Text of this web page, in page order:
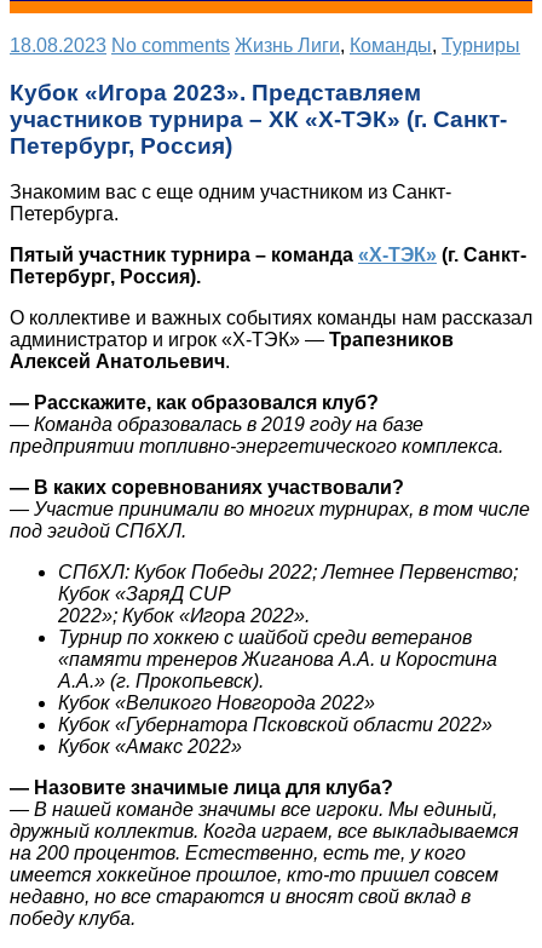
18.08.2023 No comments Жизнь Лиги, Команды, Турниры
Кубок «Игора 2023». Представляем
участников турнира – ХК «Х-ТЭК» (г. Санкт-
Петербург, Россия)
Знакомим вас с еще одним участником из Санкт-
Петербурга.
Пятый участник турнира – команда «Х-ТЭК» (г. Санкт-
Петербург, Россия).
О коллективе и важных событиях команды нам рассказал
администратор и игрок «Х-ТЭК» — Трапезников
Алексей Анатольевич.
— Расскажите, как образовался клуб?
— Команда образовалась в 2019 году на базе
предприятии топливно-энергетического комплекса.
— В каких соревнованиях участвовали?
— Участие принимали во многих турнирах, в том числе
под эгидой СПбХЛ.
СПбХЛ: Кубок Победы 2022; Летнее Первенство;
Кубок «ЗаряД CUP
2022»; Кубок «Игора 2022».
Турнир по хоккею с шайбой среди ветеранов
«памяти тренеров Жиганова А.А. и Коростина
А.А.» (г. Прокопьевск).
Кубок «Великого Новгорода 2022»
Кубок «Губернатора Псковской области 2022»
Кубок «Амакс 2022»
— Назовите значимые лица для клуба?
— В нашей команде значимы все игроки. Мы единый,
дружный коллектив. Когда играем, все выкладываемся
на 200 процентов. Естественно, есть те, у кого
имеется хоккейное прошлое, кто-то пришел совсем
недавно, но все стараются и вносят свой вклад в
победу клуба.